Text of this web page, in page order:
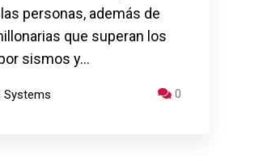
personas, además de
que superan los
sismos y…
Systems 0